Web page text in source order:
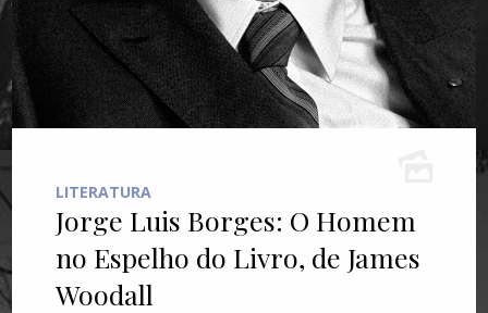
LITERATURA
Jorge Luis Borges: O Homem
no Espelho do Livro, de James
Woodall